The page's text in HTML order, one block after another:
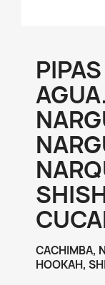
CACHIMBA,
HOOKAH,